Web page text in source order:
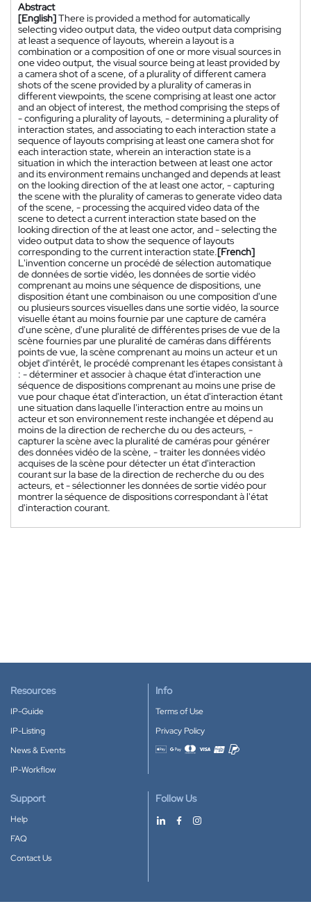
Abstract
[English]There is provided a method for automatically
selecting video output data, the video output data comprising
at least a sequence of layouts, wherein a layout is a
combination or a composition of one or more visual sources in
one video output, the visual source being at least provided by
a camera shot of a scene, of a plurality of different camera
shots of the scene provided by a plurality of cameras in
different viewpoints, the scene comprising at least one actor
and an object of interest, the method comprising the steps of
- configuring a plurality of layouts, - determining a plurality of
interaction states, and associating to each interaction state a
sequence of layouts comprising at least one camera shot for
each interaction state, wherein an interaction state is a
situation in which the interaction between at least one actor
and its environment remains unchanged and depends at least
on the looking direction of the at least one actor, - capturing
the scene with the plurality of cameras to generate video data
of the scene, - processing the acquired video data of the
scene to detect a current interaction state based on the
looking direction of the at least one actor, and - selecting the
video output data to show the sequence of layouts
corresponding to the current interaction state.[French]
L'invention concerne un procédé de sélection automatique
de données de sortie vidéo, les données de sortie vidéo
comprenant au moins une séquence de dispositions, une
disposition étant une combinaison ou une composition d'une
ou plusieurs sources visuelles dans une sortie vidéo, la source
visuelle étant au moins fournie par une capture de caméra
d'une scène, d'une pluralité de différentes prises de vue de la
scène fournies par une pluralité de caméras dans différents
points de vue, la scène comprenant au moins un acteur et un
objet d'intérêt, le procédé comprenant les étapes consistant à
: - déterminer et associer à chaque état d'interaction une
séquence de dispositions comprenant au moins une prise de
vue pour chaque état d'interaction, un état d'interaction étant
une situation dans laquelle l'interaction entre au moins un
acteur et son environnement reste inchangée et dépend au
moins de la direction de recherche du ou des acteurs, -
capturer la scène avec la pluralité de caméras pour générer
des données vidéo de la scène, - traiter les données vidéo
acquises de la scène pour détecter un état d'interaction
courant sur la base de la direction de recherche du ou des
acteurs, et - sélectionner les données de sortie vidéo pour
montrer la séquence de dispositions correspondant à l'état
d'interaction courant.
Resources
IP-Guide
IP-Listing
News & Events
IP-Workflow
Info
Terms of Use
Privacy Policy
Accepted payment methods
Support
Help
FAQ
Contact Us
Follow Us